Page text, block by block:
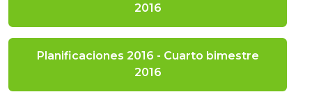
2016
Planificaciones 2016 - Cuarto bimestre
2016